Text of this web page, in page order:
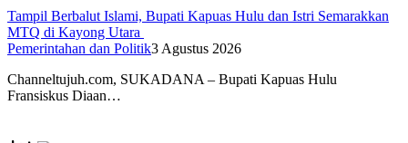
Tampil Berbalut Islami, Bupati Kapuas Hulu dan Istri Semarakkan
MTQ di Kayong Utara
Pemerintahan dan Politik3 Agustus 2026
Channeltujuh.com, SUKADANA – Bupati Kapuas Hulu
Fransiskus Diaan…